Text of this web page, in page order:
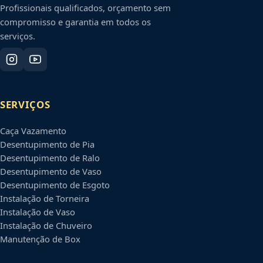
Profissionais qualificados, orçamento sem
compromisso e garantia em todos os
serviços.
SERVIÇOS
Caça Vazamento
Desentupimento de Pia
Desentupimento de Ralo
Desentupimento de Vaso
Desentupimento de Esgoto
Instalação de Torneira
Instalação de Vaso
Instalação de Chuveiro
Manutenção de Box